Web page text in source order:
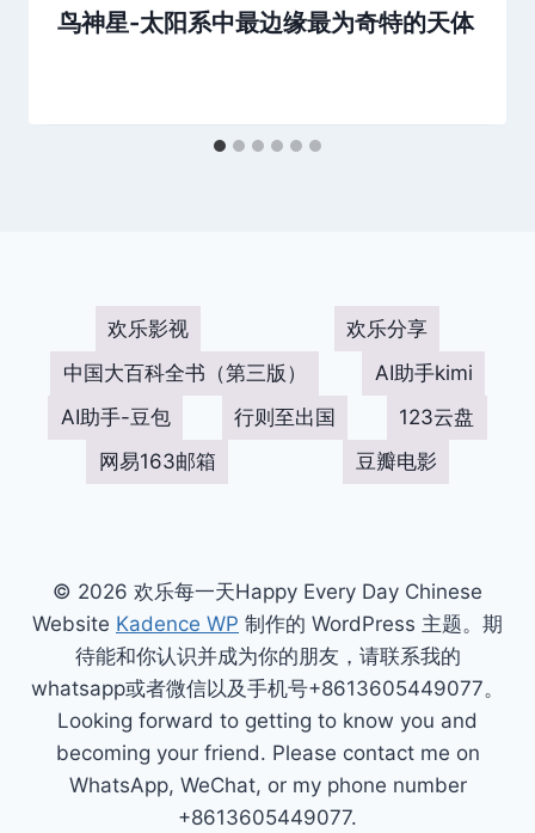
鸟神星-太阳系中最边缘最为奇特的天体
欢乐影视
欢乐分享
中国大百科全书（第三版）
AI助手kimi
AI助手-豆包
行则至出国
123云盘
网易163邮箱
豆瓣电影
© 2026 欢乐每一天Happy Every Day Chinese
Website Kadence WP 制作的 WordPress 主题。期
待能和你认识并成为你的朋友，请联系我的
whatsapp或者微信以及手机号+8613605449077。
Looking forward to getting to know you and
becoming your friend. Please contact me on
WhatsApp, WeChat, or my phone number
+8613605449077.